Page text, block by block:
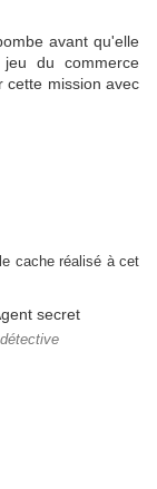
avant qu'elle
du commerce
cette mission avec
cache réalisé à cet